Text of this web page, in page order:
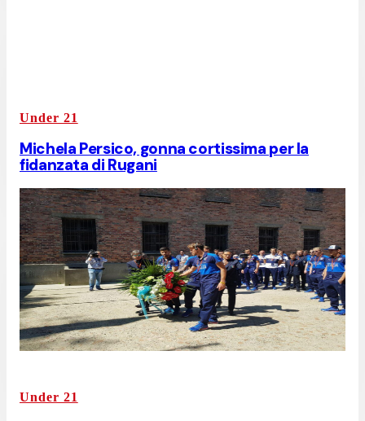
Under 21
Michela Persico, gonna cortissima per la
fidanzata di Rugani
Under 21